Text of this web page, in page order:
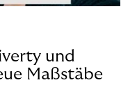
und
Maßstäbe